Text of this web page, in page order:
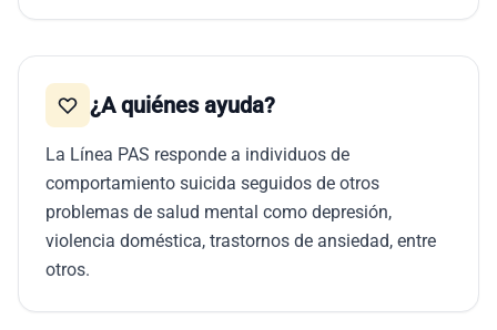
¿A quiénes ayuda?
La Línea PAS responde a individuos de
comportamiento suicida seguidos de otros
problemas de salud mental como depresión,
violencia doméstica, trastornos de ansiedad, entre
otros.